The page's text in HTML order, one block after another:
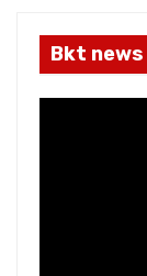
Bkt news